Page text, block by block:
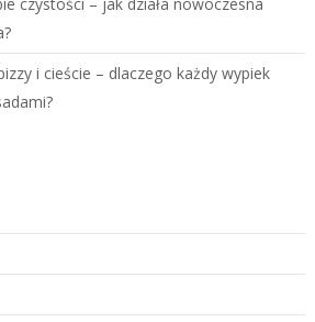
i cieście – dlaczego każdy wypiek